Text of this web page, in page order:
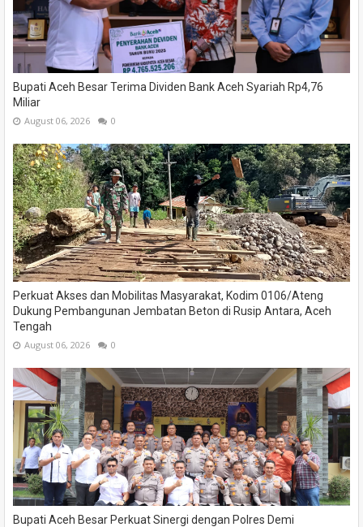
Bupati Aceh Besar Terima Dividen Bank Aceh Syariah Rp4,76
Miliar
August 06, 2026 0
Perkuat Akses dan Mobilitas Masyarakat, Kodim 0106/Ateng
Dukung Pembangunan Jembatan Beton di Rusip Antara, Aceh
Tengah
August 06, 2026 0
Bupati Aceh Besar Perkuat Sinergi dengan Polres Demi